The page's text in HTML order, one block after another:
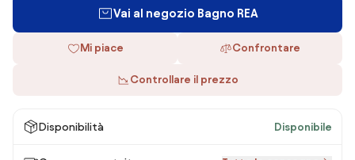
Vai al negozio Bagno REA
Mi piace Confrontare
Controllare il prezzo
Disponibilità Disponibile